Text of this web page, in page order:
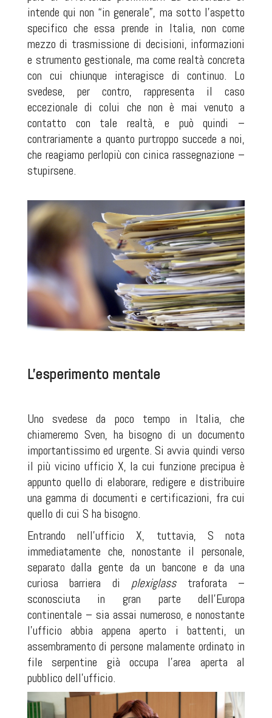
intende qui non “in generale”, ma sotto l'aspetto
specifico che essa prende in Italia, non come
mezzo di trasmissione di decisioni, informazioni
e strumento gestionale, ma come realtà concreta
con cui chiunque interagisce di continuo. Lo
svedese, per contro, rappresenta il caso
eccezionale di colui che non è mai venuto a
contatto con tale realtà, e può quindi –
contrariamente a quanto purtroppo succede a noi,
che reagiamo perlopiù con cinica rassegnazione –
stupirsene.
L'esperimento mentale
Uno svedese da poco tempo in Italia, che
chiameremo Sven, ha bisogno di un documento
importantissimo ed urgente. Si avvia quindi verso
il più vicino ufficio X, la cui funzione precipua è
appunto quello di elaborare, redigere e distribuire
una gamma di documenti e certificazioni, fra cui
quello di cui S ha bisogno.
Entrando nell'ufficio X, tuttavia, S nota
immediatamente che, nonostante il personale,
separato dalla gente da un bancone e da una
curiosa barriera di plexiglasstraforata –
sconosciuta in gran parte dell'Europa
continentale – sia assai numeroso, e nonostante
l'ufficio abbia appena aperto i battenti, un
assembramento di persone malamente ordinato in
file serpentine già occupa l'area aperta al
pubblico dell'ufficio.